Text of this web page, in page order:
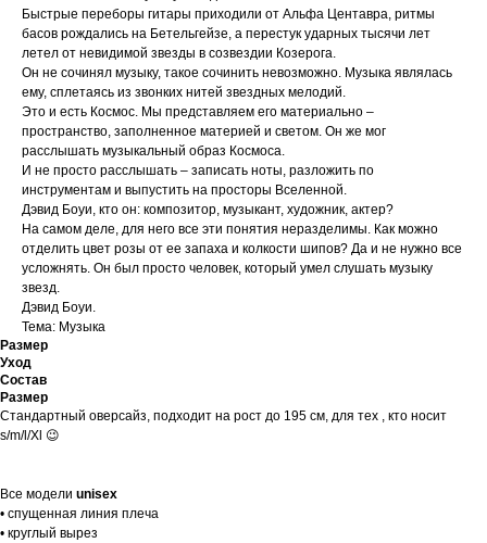
Быстрые переборы гитары приходили от Альфа Центавра, ритмы
басов рождались на Бетельгейзе, а перестук ударных тысячи лет
летел от невидимой звезды в созвездии Козерога.
Он не сочинял музыку, такое сочинить невозможно. Музыка являлась
ему, сплетаясь из звонких нитей звездных мелодий.
Это и есть Космос. Мы представляем его материально –
пространство, заполненное материей и светом. Он же мог
расслышать музыкальный образ Космоса.
И не просто расслышать – записать ноты, разложить по
инструментам и выпустить на просторы Вселенной.
Дэвид Боуи, кто он: композитор, музыкант, художник, актер?
На самом деле, для него все эти понятия неразделимы. Как можно
отделить цвет розы от ее запаха и колкости шипов? Да и не нужно все
усложнять. Он был просто человек, который умел слушать музыку
звезд.
Дэвид Боуи.
Тема: Музыка
Размер
Уход
Состав
Размер
Стандартный оверсайз, подходит на рост до 195 см, для тех , кто носит
s/m/l/Xl 😉
Все модели unisex
• спущенная линия плеча
• круглый вырез